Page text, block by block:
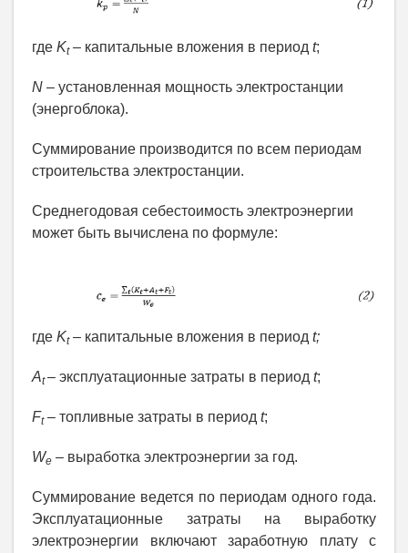
где Kt – капитальные вложения в период t;
N – установленная мощность электростанции
(энергоблока).
Суммирование производится по всем периодам
строительства электростанции.
Среднегодовая себестоимость электроэнергии
может быть вычислена по формуле:
где Kt – капитальные вложения в период t;
At – эксплуатационные затраты в период t;
Ft– топливные затраты в период t;
We – выработка электроэнергии за год.
Суммирование ведется по периодам одного года.
Эксплуатационные затраты на выработку
электроэнергии включают заработную плату с